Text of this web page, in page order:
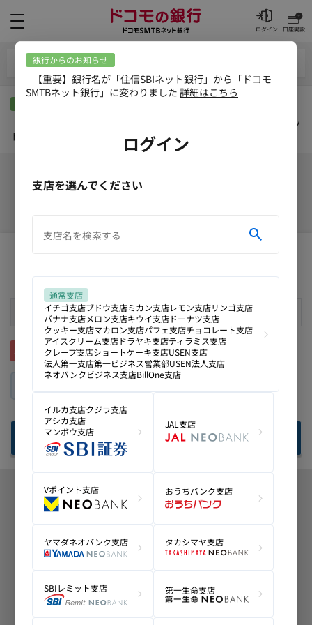
口座開設
ログイン
【重要】銀行名が「住信SBIネット銀行」から「ドコモSMTBネッ
ト銀行」に変わりました
詳細はこちら
振込限度額変更
1日あたりの振込限度額
必須 変更後
確認する
取引メニュー
公式Facebook
ページ
公式X
つかいかた
ガイド
公式note